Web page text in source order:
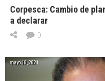
Corpesca: Cambio de
a declarar
0
mayo 10, 2021